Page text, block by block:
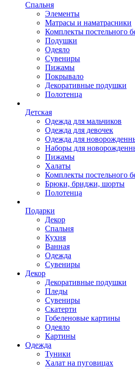
Спальня
Элементы
Матрасы и наматрасники
Комплекты постельного
Подушки
Одеяло
Сувениры
Пижамы
Покрывало
Декоративные подушки
Полотенца
Детская
Одежда для мальчиков
Одежда для девочек
Одежда для
Наборы для
Пижамы
Халаты
Комплекты постельного
Брюки, бриджи, шорты
Полотенца
Подарки
Декор
Спальня
Кухня
Ванная
Одежда
Сувениры
Декор
Декоративные подушки
Пледы
Сувениры
Скатерти
Гобеленовые картины
Одеяло
Картины
Одежда
Туники
Халат на пуговицах